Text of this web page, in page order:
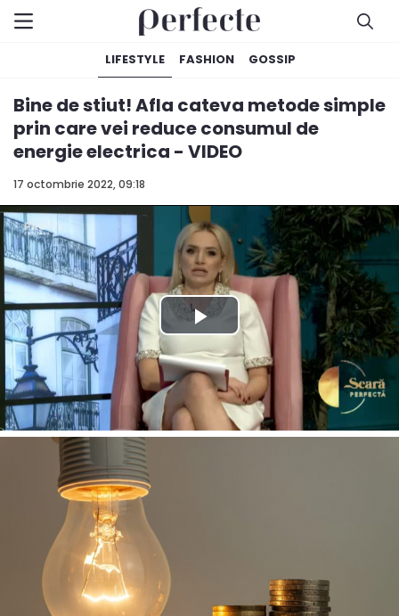
LIFESTYLE FASHION GOSSIP
17 octombrie 2022, 09:18
Bine de stiut! Afla cateva metode simple
prin care vei reduce consumul de
energie electrica - VIDEO